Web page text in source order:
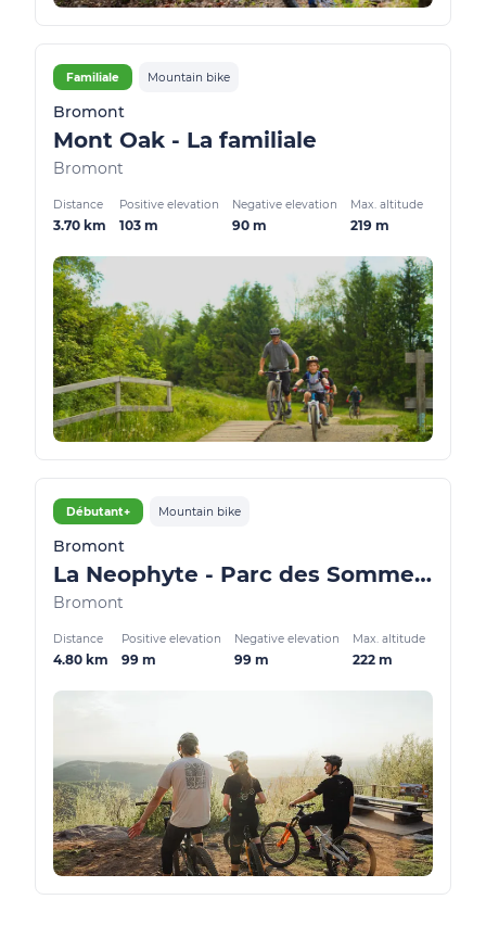
Familiale Mountain bike
Bromont
Mont Oak - La familiale
Bromont
Distance
3.70 km
Positive elevation
103 m
Negative elevation
90 m
Max. altitude
219 m
Débutant+ Mountain bike
Bromont
La Neophyte - Parc des Sommets
Bromont
Distance
4.80 km
Positive elevation
99 m
Negative elevation
99 m
Max. altitude
222 m